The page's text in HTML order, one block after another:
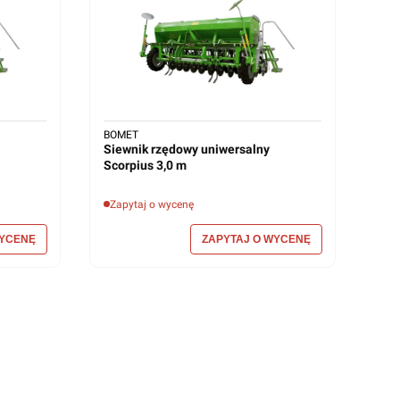
Siewnik rzędowy uniwersalny
Scorpius 3,0 m
Zapytaj o wycenę
BOMET